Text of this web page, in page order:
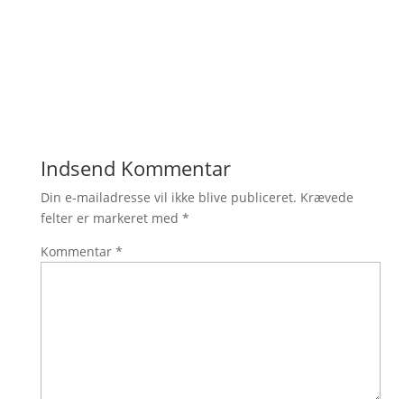
Indsend Kommentar
Din e-mailadresse vil ikke blive publiceret. Krævede
felter er markeret med *
Kommentar *